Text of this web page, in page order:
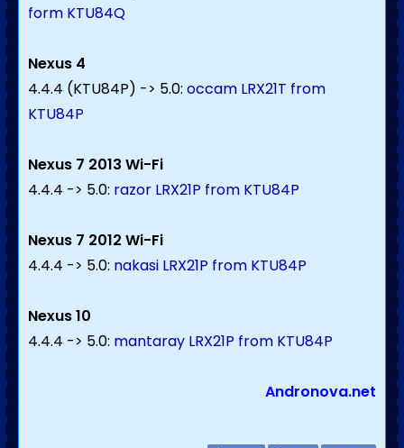
form KTU84Q
Nexus 4
4.4.4 (KTU84P) -> 5.0: occam LRX21T from
KTU84P
Nexus 7 2013 Wi-Fi
4.4.4 -> 5.0: razor LRX21P from KTU84P
Nexus 7 2012 Wi-Fi
4.4.4 -> 5.0: nakasi LRX21P from KTU84P
Nexus 10
4.4.4 -> 5.0: mantaray LRX21P from KTU84P
Andronova.net